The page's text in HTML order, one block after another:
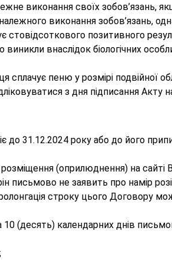
виконання своїх зобов’язань,
виконання зобов’язань,
стовідсоткового позитивного
внаслідок біологічних
пеню у розмірі подвійної
з дня підписання Акту
до 31.12.2024 року або до його
(оприлюднення) на сайті
письмово не заявить про намір
строку цього Договору
10 (десять) календарних днів